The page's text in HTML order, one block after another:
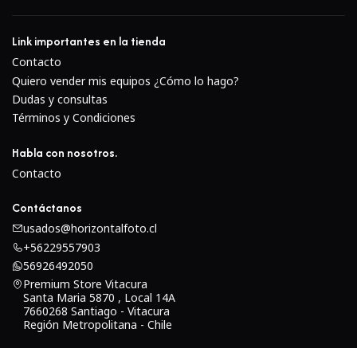
Link importantes en la tienda
Contacto
Quiero vender mis equipos ¿Cómo lo hago?
Dudas y consultas
Términos y Condiciones
Habla con nosotros.
Contacto
Contáctanos
usados@horizontalfoto.cl
+56229557903
56926492050
Premium Store Vitacura
Santa Maria 5870 , Local 14A
7660268 Santiago - Vitacura
Región Metropolitana - Chile